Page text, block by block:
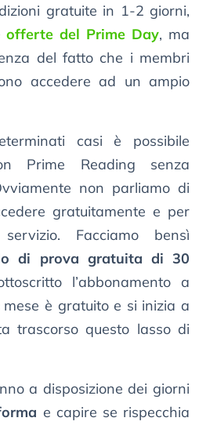
gratuite in 1-2 giorni,
offerte del Prime Day, ma
del fatto che i membri
accedere ad un ampio
casi è possibile
Prime Reading senza
non parliamo di
gratuitamente e per
Facciamo bensì
di prova gratuita di 30
l’abbonamento a
è gratuito e si inizia a
trascorso questo lasso di
a disposizione dei giorni
e capire se rispecchia